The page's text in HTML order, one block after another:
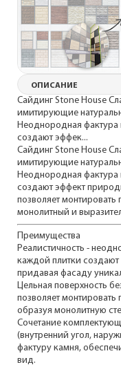
ОПИСАНИЕ
Сайдинг Stone House
имитирующие
Неоднородная фактура
создают эффек...
Сайдинг Stone House
имитирующие
Неоднородная фактура
создают эффект
позволяет
монолитный и
Преимущества
Реалистичность -
каждой плитки
придавая фасаду
Цельная поверхность
позволяет монтировать
образуя монолитную
Сочетание
(внутренний угол,
фактуру камня,
вид.